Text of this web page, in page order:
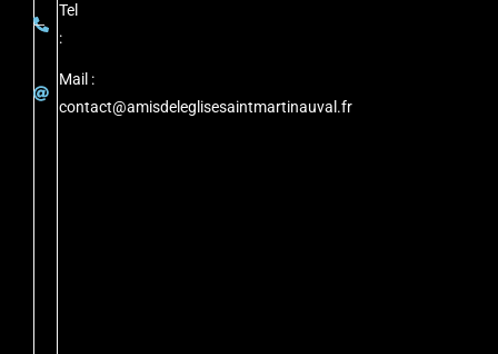
Tel
:
Mail :
contact@amisdeleglisesaintmartinauval.fr